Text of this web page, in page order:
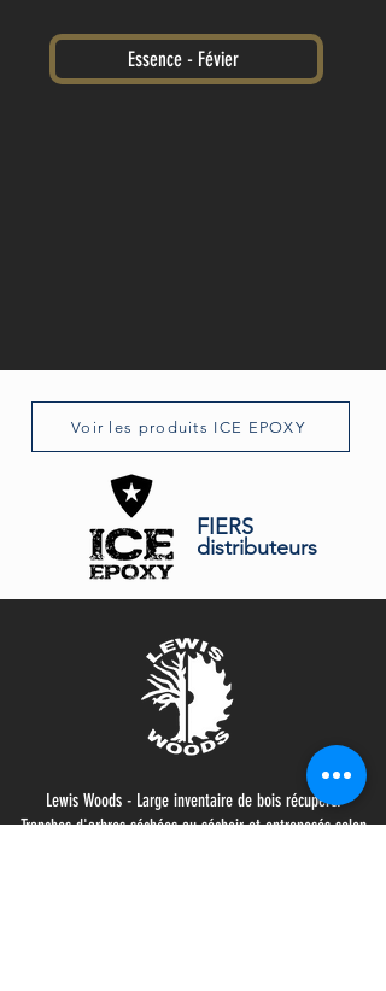
Essence - Févier
Voir les produits ICE EPOXY
FIERS
distributeurs
Lewis Woods - Large inventaire de bois récupéré.
Tranches d'arbres séchées au séchoir et entreposés selon